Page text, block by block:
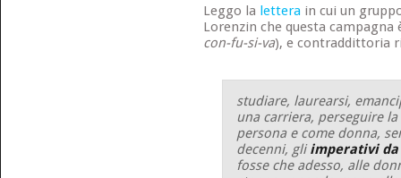
Leggo la letterain cui un
Lorenzin che questa campagna
con-fu-si-va), e contraddittoria
studiare, laurearsi,
una carriera, perseguire
persona e come donna,
decenni, gliimperativi da
fosse che adesso, alle